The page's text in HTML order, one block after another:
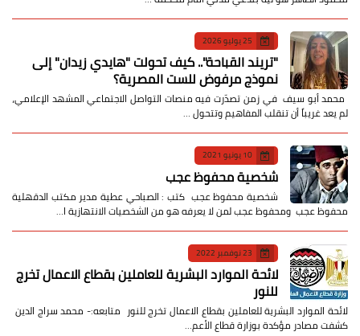
25 يوليو 2026
​"تريند القباحة".. كيف تحولت "هايدي زيدان" إلى
نموذج مرفوض للست المصرية؟
​ محمد أبو سيف ​في زمن تصدّرت فيه منصات التواصل الاجتماعي المشهد الإعلامي،
لم يعد غريباً أن تنقلب المفاهيم وتتحول …
10 يونيو 2021
شخصية محفوظ عجب
شخصية محفوظ عجب كتب : الصباحي عطية مدير مكتب الدقهلية
محفوظ عجب ومحفوظ عجب لمن لا يعرفه هو من الشخصيات الانتهازية ا…
23 نوفمبر 2022
لائحة الموارد البشرية للعاملين بقطاع الاعمال تخرج
للنور
لائحة الموارد البشرية للعاملين بقطاع الاعمال تخرج للنور متابعه:- محمد سراج الدين
كشفت مصادر مؤكدة بوزارة قطاع الأعم…